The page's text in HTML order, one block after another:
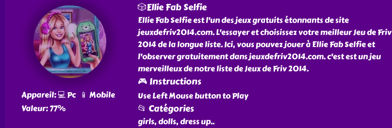
Appareil: 💻 Pc 📱 Mobile
Valeur: 77%
🎲Ellie Fab Selfie
Ellie Fab Selfie est l'un des jeux gratuits étonnants de site
jeuxdefriv2014.com. L'essayer et choisissez votre meilleur Jeu de Friv
2014 de la longue liste. Ici, vous pouvez jouer à Ellie Fab Selfie et
l'observer gratuitement dans jeuxdefriv2014.com. c'est est un jeu
merveilleux de notre liste de Jeux de Friv 2014.
🎮 Instructions
Use Left Mouse button to Play
📂 Catégories
girls, dolls, dress up..